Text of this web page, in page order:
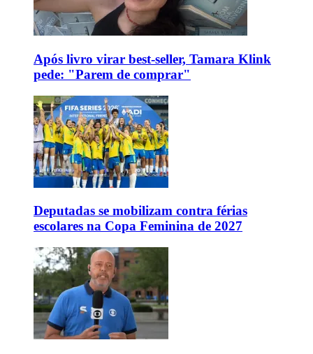
Após livro virar best-seller, Tamara Klink
pede: "Parem de comprar"
Deputadas se mobilizam contra férias
escolares na Copa Feminina de 2027